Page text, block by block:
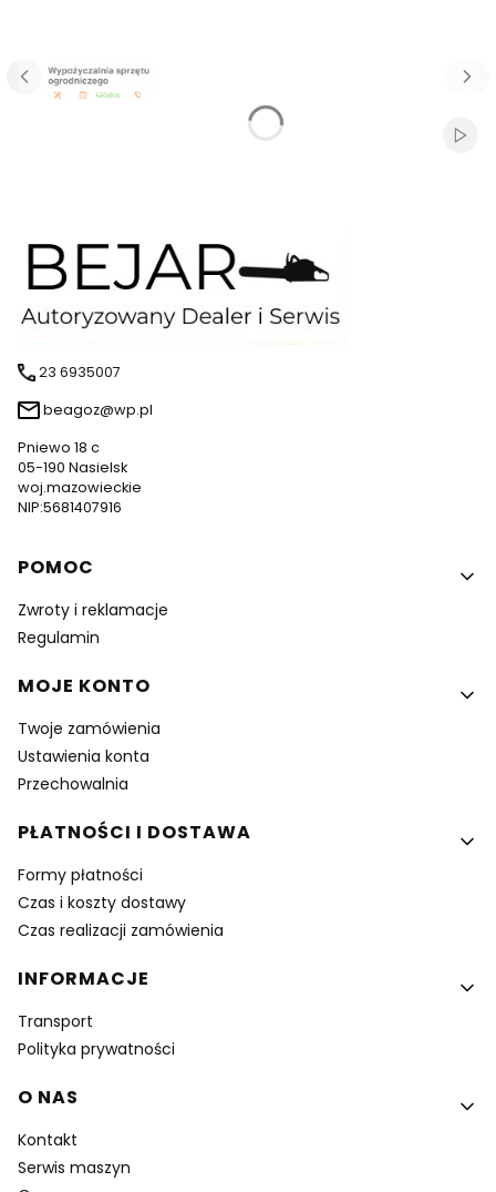
Naciśnij Enter lub spację, aby otworzyć stronę.
Naciśnij Enter lub spację, aby otworzyć stronę.
Naciśnij Enter lub spację, aby otworzyć stronę.
23 6935007
beagoz@wp.pl
Pniewo 18 c
05-190 Nasielsk
woj.mazowieckie
NIP:5681407916
Linki w stopce
POMOC
Zwroty i reklamacje
Regulamin
MOJE KONTO
Twoje zamówienia
Ustawienia konta
Przechowalnia
PŁATNOŚCI I DOSTAWA
Formy płatności
Czas i koszty dostawy
Czas realizacji zamówienia
INFORMACJE
Transport
Polityka prywatności
O NAS
Kontakt
Serwis maszyn